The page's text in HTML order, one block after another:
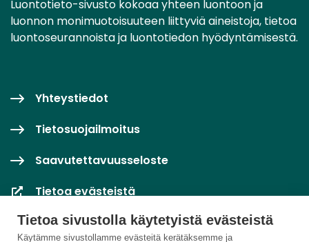
Tietoa sivustolla käytetyistä evästeistä
Käytämme sivustollamme evästeitä kerätäksemme ja
Luontotieto-sivusto kokoaa yhteen luontoon ja
luonnon monimuotoisuuteen liittyviä aineistoja, tietoa
luontoseurannoista ja luontotiedon hyödyntämisestä.
Yhteystiedot
Tietosuojailmoitus
Saavutettavuusseloste
Tietoa evästeistä
Evästeasetukset